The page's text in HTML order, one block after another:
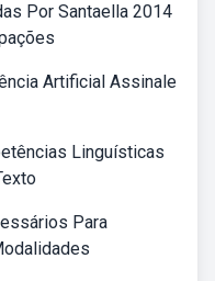
Por Santaella 2014
Artificial Assinale
Linguísticas
Para